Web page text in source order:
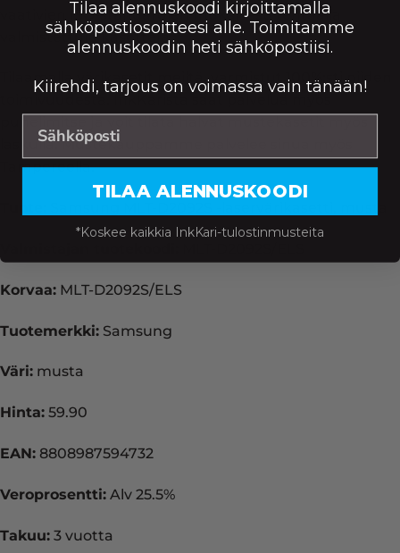
vaativien ISO-standardien mukaisesti tehtaalla
valmistettuja kasetteja.
Tilaamalla värikasetit meiltä, varmistut 100%:sti niiden
toimivuudesta. InkKarista saat palvelua myös
laskulla. Mustekauppamme palvelee sinua myös
Tampereella.
Korvaa: MLT-D2092S/ELS
Tuotemerkki: Samsung
Väri: musta
Hinta: 59.90
EAN: 8808987594732
Veroprosentti: Alv 25.5%
Takuu: 3 vuotta
Tilaa alennuskoodi kirjoittamalla
sähköpostiosoitteesi alle. Toimitamme
alennuskoodin heti sähköpostiisi.
Kiirehdi, tarjous on voimassa vain tänään!
TILAA ALENNUSKOODI
*Koskee kaikkia InkKari-tulostinmusteita